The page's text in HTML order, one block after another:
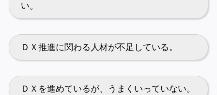
い。
ＤＸ推進に関わる人材が不足している。
ＤＸを進めているが、うまくいっていない。